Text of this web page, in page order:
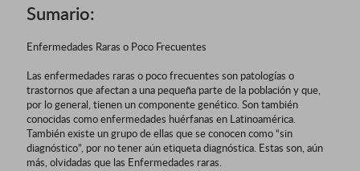
Sumario:
Enfermedades Raras o Poco Frecuentes
Las enfermedades raras o poco frecuentes son patologías o
trastornos que afectan a una pequeña parte de la población y que,
por lo general, tienen un componente genético. Son también
conocidas como enfermedades huérfanas en Latinoamérica.
También existe un grupo de ellas que se conocen como “sin
diagnóstico”, por no tener aún etiqueta diagnóstica. Estas son, aún
más, olvidadas que las Enfermedades raras.